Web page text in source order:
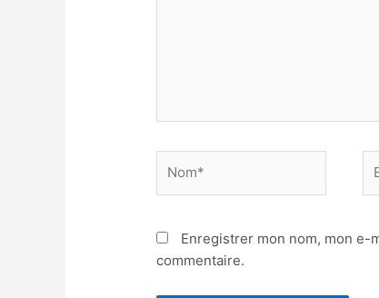
Enregistrer mon nom, mon e-
commentaire.